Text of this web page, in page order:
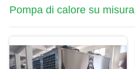
Pompa di calore su misura